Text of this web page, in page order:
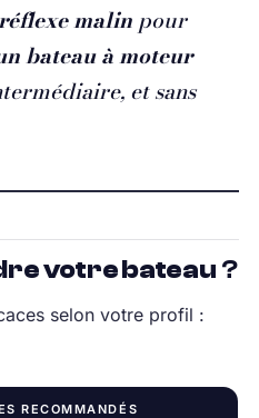
malinpour
bateau à moteur
et sans
votre bateau ?
selon votre profil :
RECOMMANDÉS